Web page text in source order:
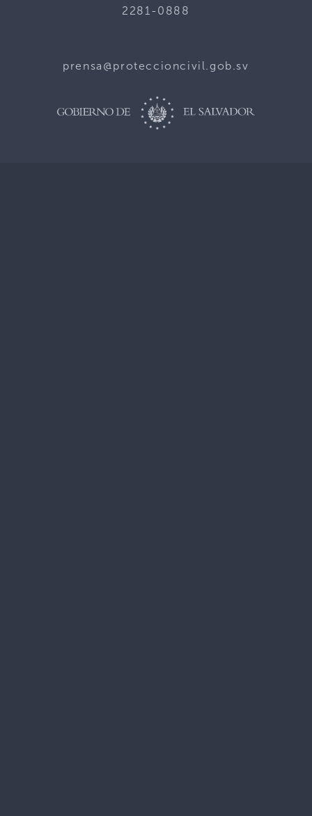
2281-0888
prensa@proteccioncivil.gob.sv